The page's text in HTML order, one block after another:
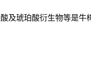
及琥珀酸衍生物等是牛